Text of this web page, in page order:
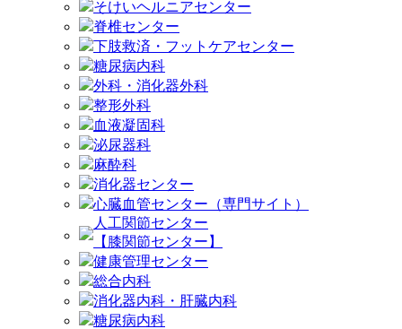
そけいヘルニアセンター
脊椎センター
下肢救済・フットケアセンター
糖尿病内科
外科・消化器外科
整形外科
血液凝固科
泌尿器科
麻酔科
消化器センター
心臓血管センター（専門サイト）
人工関節センター
【膝関節センター】
健康管理センター
総合内科
消化器内科・肝臓内科
糖尿病内科